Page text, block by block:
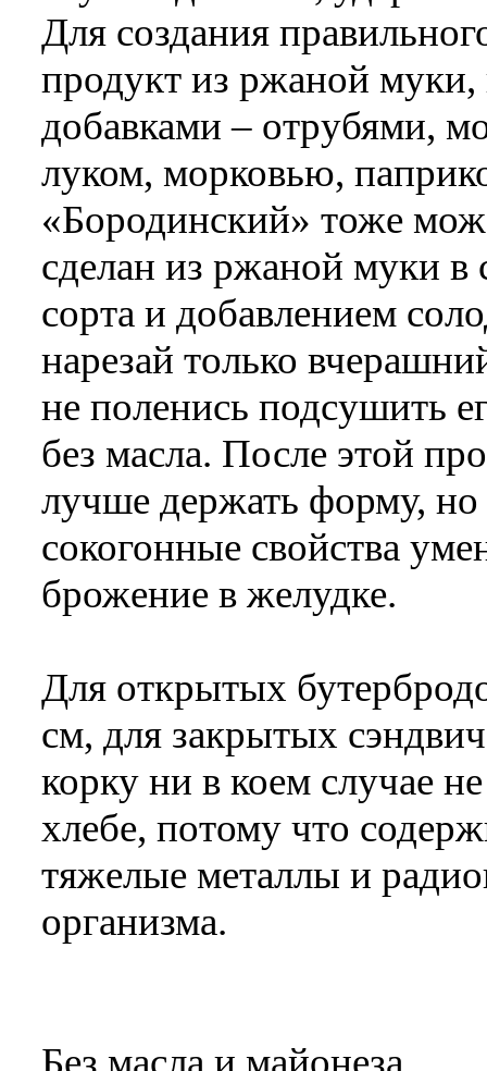
Для создания
продукт из ржаной
добавками – отрубями,
луком, морковью,
«Бородинский» тоже
сделан из ржаной муки в
сорта и добавлением
нарезай только
не поленись подсушить
без масла. После этой
лучше держать форму, но
сокогонные свойства
брожение в желудке.
Для открытых
см, для закрытых
корку ни в коем случае
хлебе, потому что
тяжелые металлы и
организма.
Без масла и майонеза